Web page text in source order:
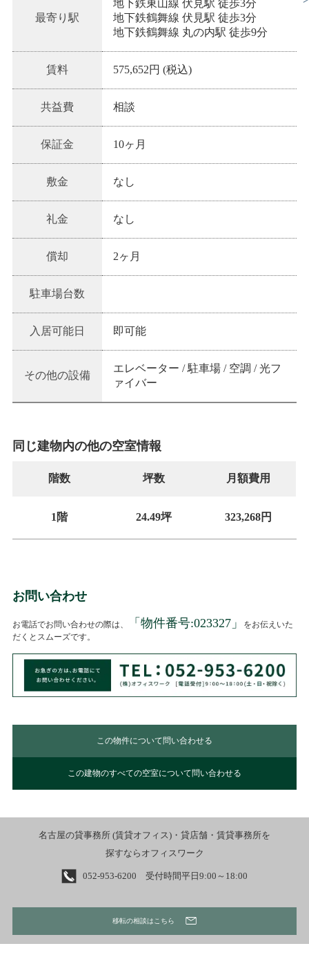
最寄り駅
地下鉄東山線 伏見駅 徒歩3分
地下鉄鶴舞線 伏見駅 徒歩3分
地下鉄鶴舞線 丸の内駅 徒歩9分
賃料 575,652円 (税込)
共益費 相談
保証金 10ヶ月
敷金 なし
礼金 なし
償却 2ヶ月
駐車場台数
入居可能日 即可能
その他の設備
エレベーター / 駐車場 / 空調 / 光フ
ァイバー
同じ建物内の他の空室情報
階数 坪数 月額費用
1階 24.49坪 323,268円
お問い合わせ
お電話でお問い合わせの際は、 「物件番号:023327」
をお伝えいた
だくとスムーズです。
この物件について問い合わせる
この建物のすべての空室について問い合わせる
名古屋の貸事務所 (賃貸オフィス)・貸店舗・賃貸事務所を
探すならオフィスワーク
052-953-6200 受付時間平日9:00～18:00
移転の相談はこちら